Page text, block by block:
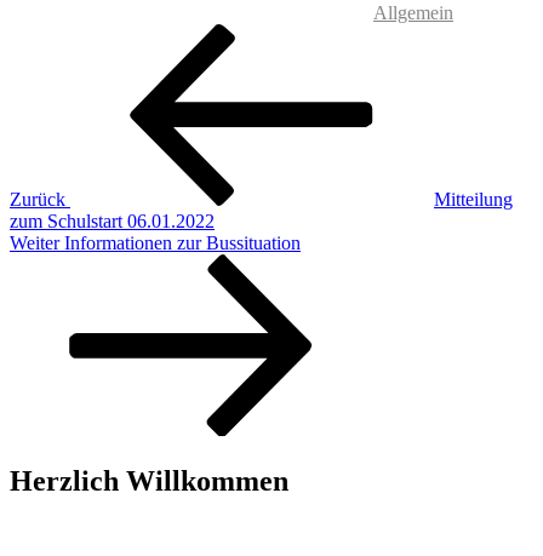
Allgemein
Beitragsnavigation
Zurück
Mitteilung
zum Schulstart 06.01.2022
Nächster
Weiter Informationen zur Bussituation
Herzlich Willkommen